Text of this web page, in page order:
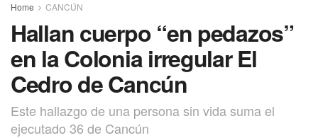
Home CANCÚN
Hallan cuerpo “en pedazos”
en la Colonia irregular El
Cedro de Cancún
Este hallazgo de una persona sin vida suma el
ejecutado 36 de Cancún